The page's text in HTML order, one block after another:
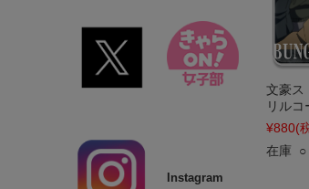
文豪ス
リル
¥880(
在庫 ○
Instagram